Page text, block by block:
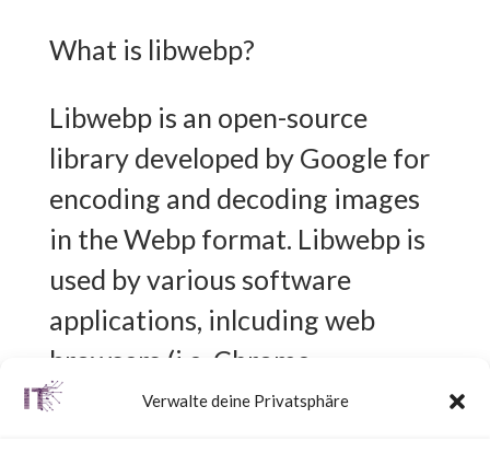
Verwalte deine Privatsphäre
What is libwebp?
Libwebp is an open-source
library developed by Google for
encoding and decoding images
in the Webp format. Libwebp is
used by various software
applications, inlcuding web
browsers (i.e. Chrome,
Microsoft Edge, Safari, and